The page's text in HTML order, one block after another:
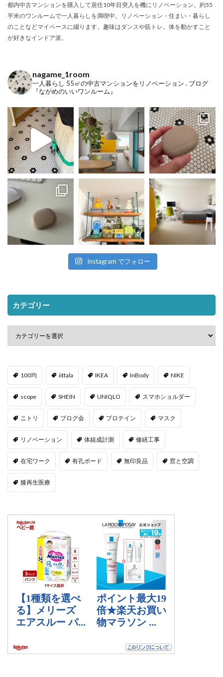
都内中古マンションを購入して居住10年目突入を機にリノベーション。約55
平米のワンルームで一人暮らしを満喫中。リノベーション・住まい・暮らし
のことなどマイペースに綴ります。趣味はダンスや筋トレ。体を動かすこと
が好きなインドア派。
nagame_1room
一人暮らし 55㎡の中古マンションをリノベーション . ブログ
『ながめのいいワンルーム』
Instagram でフォロー
カテゴリー
100均 iittala IKEA InBody NIKE
scope SHEIN UNIQLO スマホショルダー
ニトリ ブログ会 プロテイン マスク
リノベーション 体組成計測 修繕工事
在宅ワーク 有孔ボード 無印良品 窓と空調
膝再生医療